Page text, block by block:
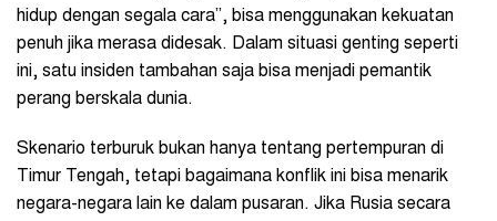
hidup dengan segala cara”, bisa menggunakan kekuatan
penuh jika merasa didesak. Dalam situasi genting seperti
ini, satu insiden tambahan saja bisa menjadi pemantik
perang berskala dunia.
Skenario terburuk bukan hanya tentang pertempuran di
Timur Tengah, tetapi bagaimana konflik ini bisa menarik
negara-negara lain ke dalam pusaran. Jika Rusia secara